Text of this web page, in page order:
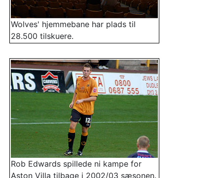
Wolves' hjemmebane har plads til
28.500 tilskuere.
Rob Edwards spillede ni kampe for
Aston Villa tilbage i 2002/03 sæsonen.